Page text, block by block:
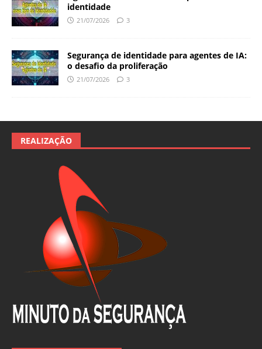
identidade
21/07/2026 3
Segurança de identidade para agentes de IA:
o desafio da proliferação
21/07/2026 3
REALIZAÇÃO